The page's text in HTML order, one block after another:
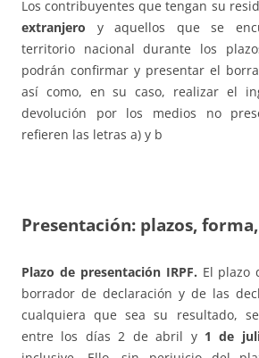
Los contribuyentes que tengan su
extranjero y aquellos que se
territorio nacional durante los
podrán confirmar y presentar el
así como, en su caso, realizar el
devolución por los medios no
refieren las letras a) y b
Presentación: plazos,
Plazo de presentación IRPF. El plazo
borrador de declaración y de las
cualquiera que sea su resultado,
entre los días 2 de abril y 1 de